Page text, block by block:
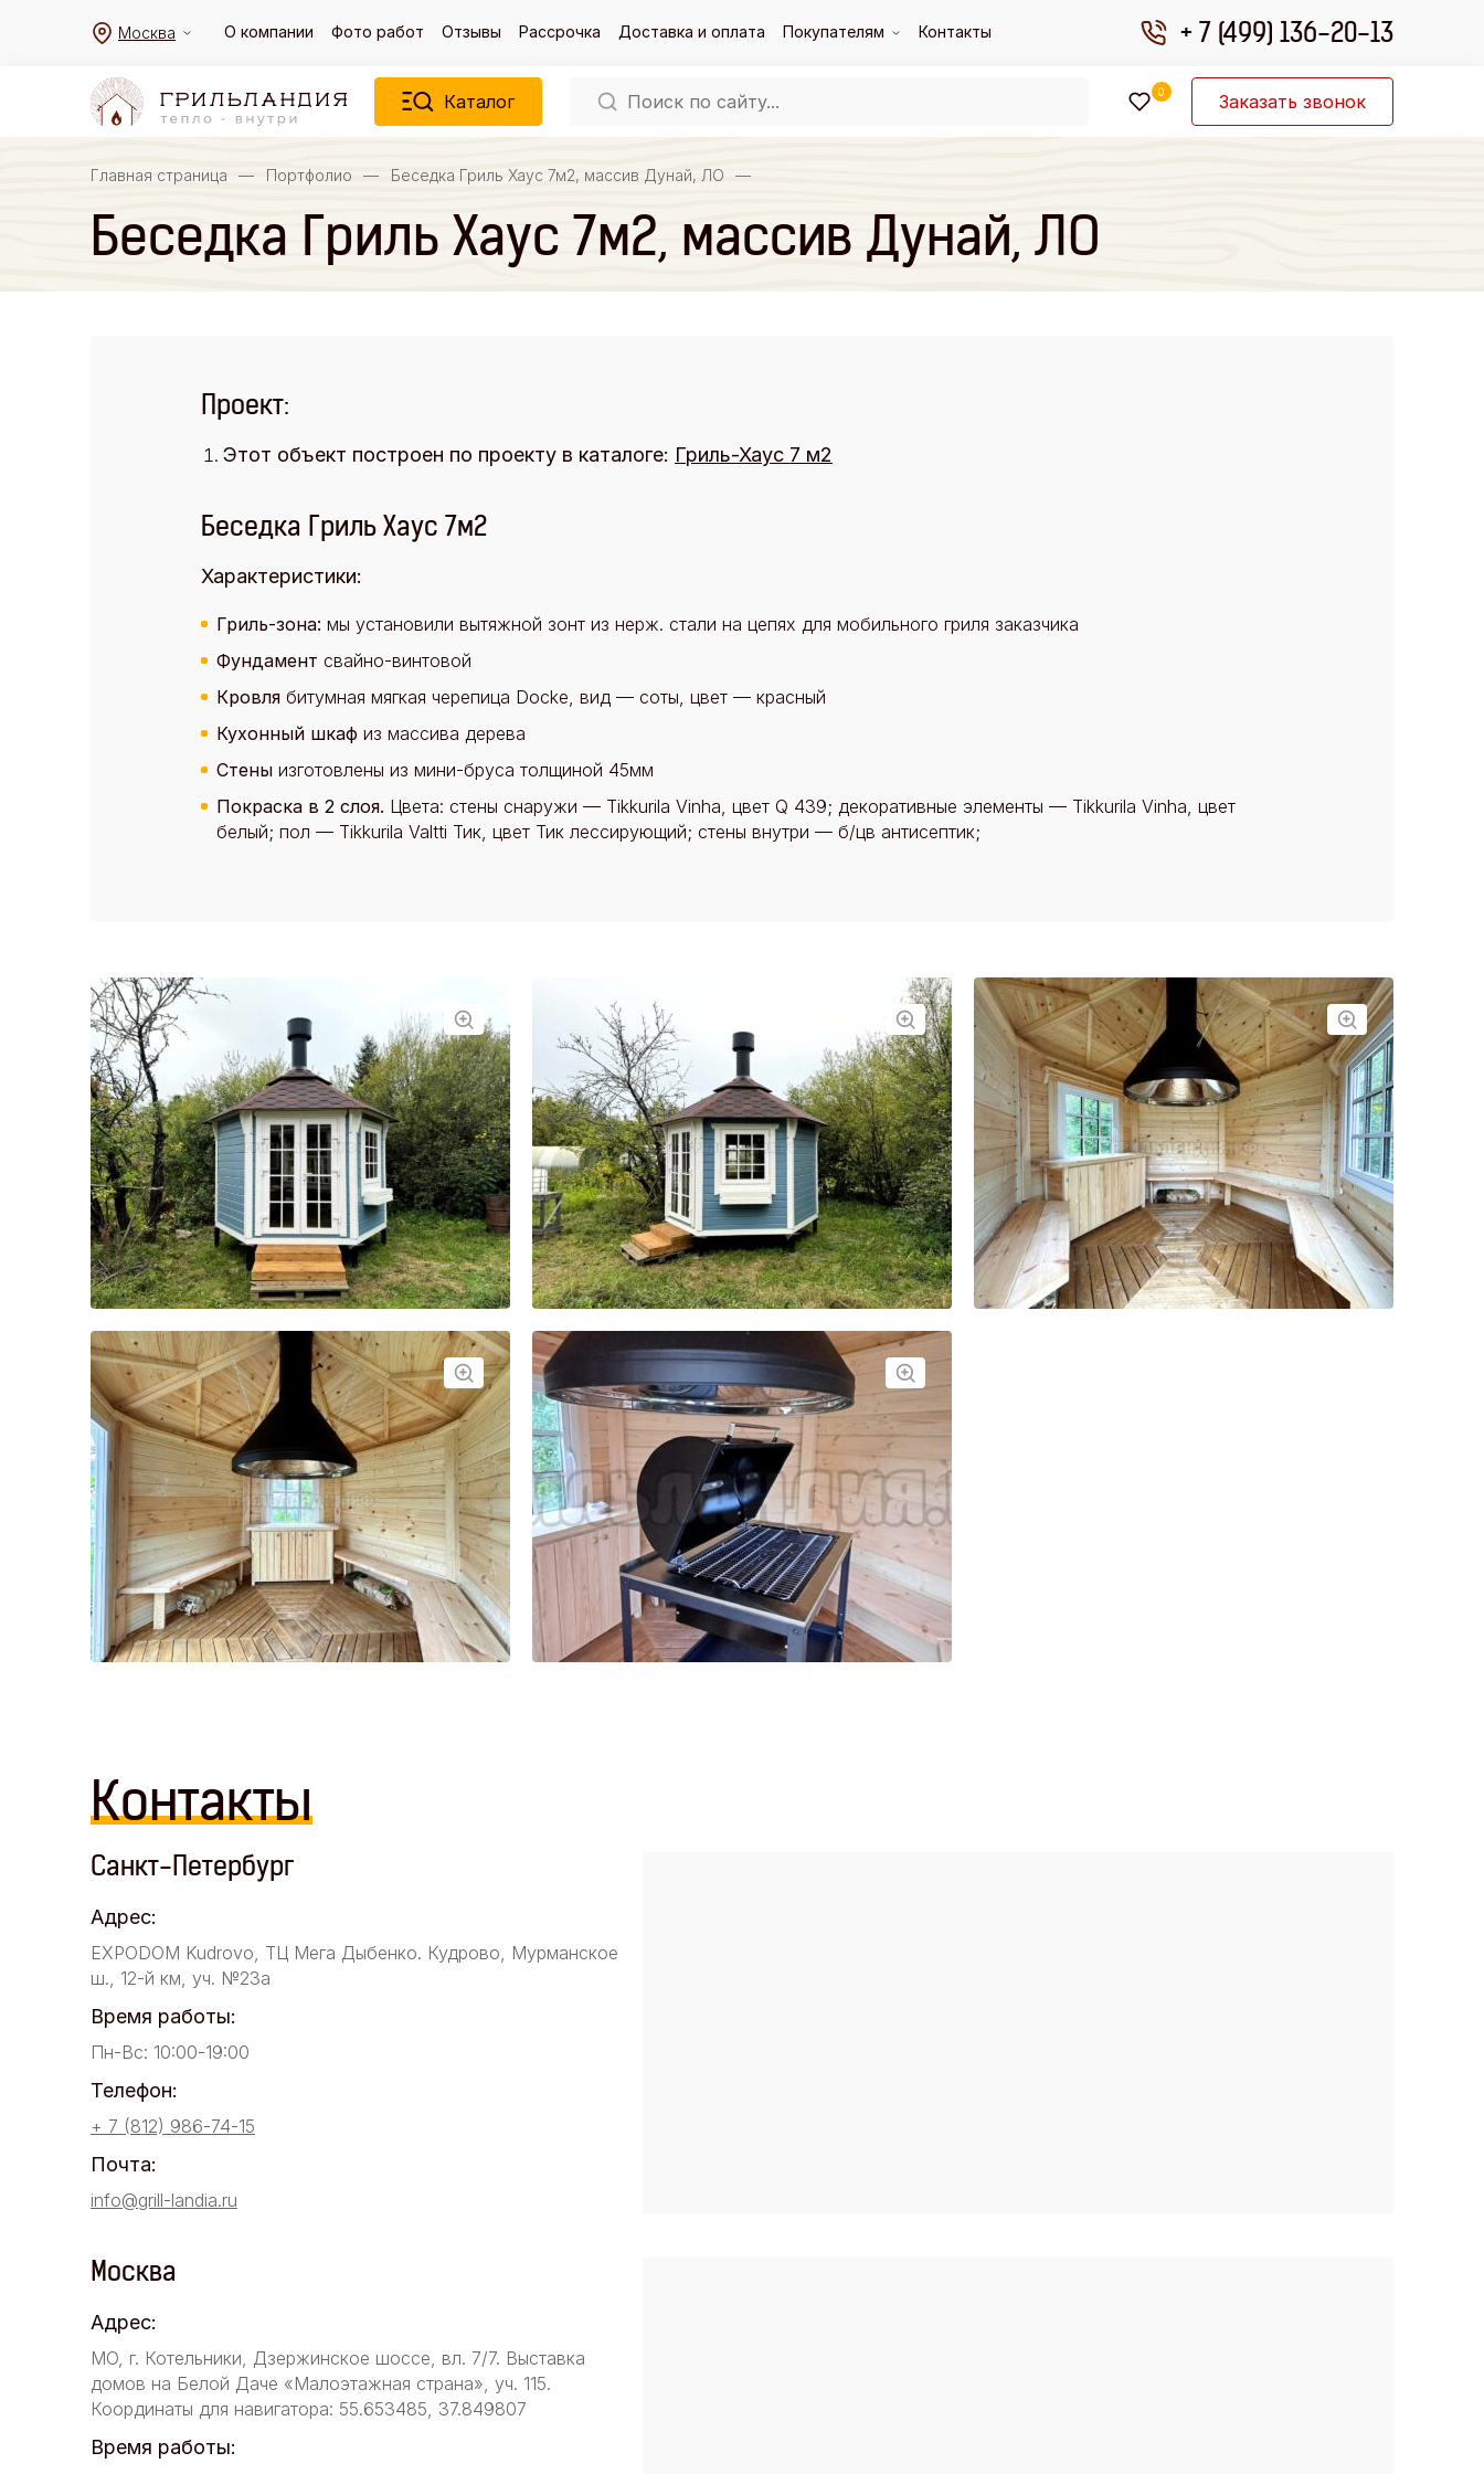
Москва О компании Фото работ Отзывы Рассрочка Доставка и оплата Покупателям Контакты + 7 (499) 136-20-13
Каталог 0 Заказать звонок
Главная страница — Портфолио — Беседка Гриль Хаус 7м2, массив Дунай, ЛО —
Беседка Гриль Хаус 7м2, массив Дунай, ЛО
Проект:
Этот объект построен по проекту в каталоге: Гриль-Хаус 7 м2
Беседка Гриль Хаус 7м2
Характеристики:
Гриль-зона: мы установили вытяжной зонт из нерж. стали на цепях для мобильного гриля заказчика
Фундамент свайно-винтовой
Кровля битумная мягкая черепица Docke, вид — соты, цвет — красный
Кухонный шкаф из массива дерева
Стены изготовлены из мини-бруса толщиной 45мм
Покраска в 2 слоя. Цвета: стены снаружи — Tikkurila Vinha, цвет Q 439; декоративные элементы — Tikkurila Vinha, цвет
белый; пол — Tikkurila Valtti Тик, цвет Тик лессирующий; стены внутри — б/цв антисептик;
Контакты
Санкт-Петербург
Адрес:
EXPODOM Kudrovo, ТЦ Мега Дыбенко. Кудрово, Мурманское
ш., 12-й км, уч. №23а
Время работы:
Пн-Вс: 10:00-19:00
Телефон:
+ 7 (812) 986-74-15
Почта:
info@grill-landia.ru
Москва
Адрес:
МО, г. Котельники, Дзержинское шоссе, вл. 7/7. Выставка
домов на Белой Даче «Малоэтажная страна», уч. 115.
Координаты для навигатора: 55.653485, 37.849807
Время работы: